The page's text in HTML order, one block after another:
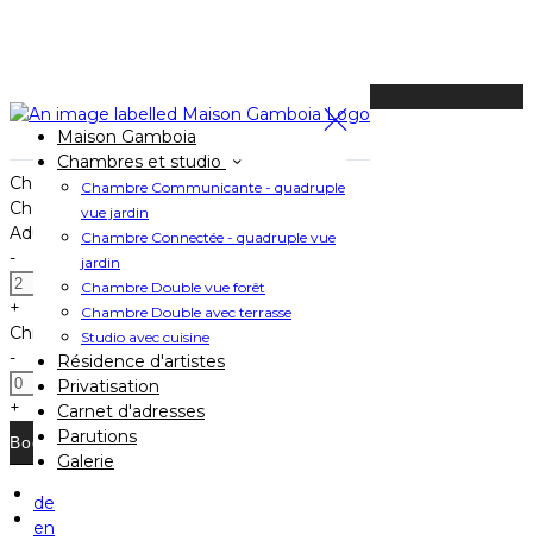
Maison Gamboia
Chambres et studio
Chambre Communicante - quadruple
vue jardin
Chambre Connectée - quadruple vue
jardin
Chambre Double vue forêt
Chambre Double avec terrasse
Studio avec cuisine
Résidence d'artistes
Privatisation
Carnet d'adresses
Parutions
Galerie
de
en
Book your stay
Check In
Check Out
Adults
-
+
Children
-
+